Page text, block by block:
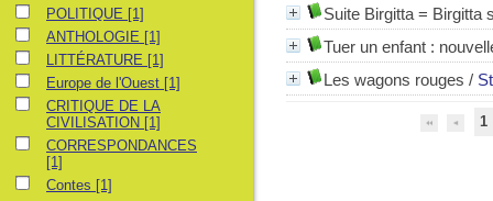
Suite Birgitta = Birgitta
Tuer un enfant :
Les wagons rouges /
1
POLITIQUE
POLITIQUE [1]
ANTHOLOGIE
ANTHOLOGIE [1]
LITTÉRATURE
LITTÉRATURE [1]
Europe de l'Ouest
Europe de l'Ouest [1]
CRITIQUE DE LA CIVILISATION
CRITIQUE DE LA
CIVILISATION [1]
CORRESPONDANCES
CORRESPONDANCES
[1]
ContesContes [1]